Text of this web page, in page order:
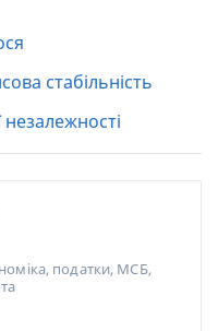
стабільність
податки, МСБ,